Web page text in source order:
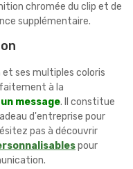
chromée du clip et de
supplémentaire.
et ses multiples coloris
à la
message. Il constitue
d'entreprise pour
pas à découvrir
pour